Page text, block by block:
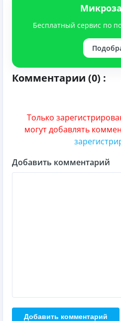
Бесплатный сервис по
Комментарии (0) :
Только
могут добавлять
Добавить комментарий
Добавить комментарий